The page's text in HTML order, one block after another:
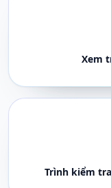
Xem
Trình kiểm